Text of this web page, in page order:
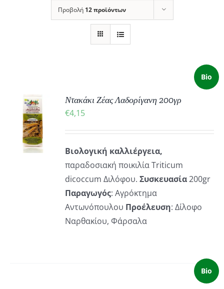
Προβολή 12 προϊόντων
Bio
Ντακάκι Ζέας Λαδορίγανη 200γρ
€4,15
Βιολογική καλλιέργεια,
παραδοσιακή ποικιλία Τriticum
dicoccum Διλόφου.Συσκευασία200gr
Παραγωγός: Αγρόκτημα
Αντωνόπουλου Προέλευση: Δίλοφο
Ναρθακίου, Φάρσαλα
Bio